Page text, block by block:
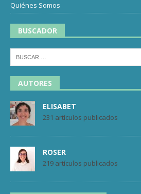
Quiénes Somos
BUSCADOR
AUTORES
ELISABET
231 artículos publicados
ROSER
219 artículos publicados